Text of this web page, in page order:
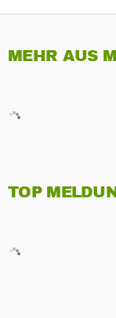
MEHR AUS
TOP